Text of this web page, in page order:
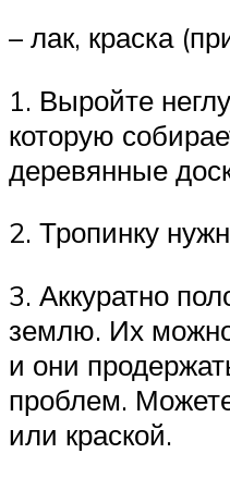
– лак, краска
1. Выройте
которую
деревянные
2. Тропинку
3. Аккуратно
землю. Их
и они
проблем.
или краской.